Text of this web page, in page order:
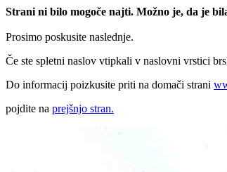
Strani ni bilo mogoče najti. Možno je, da je
Prosimo poskusite naslednje.
Če ste spletni naslov vtipkali v naslovni vrstici
Do informacij poizkusite priti na domači strani
pojdite na prejšnjo stran.